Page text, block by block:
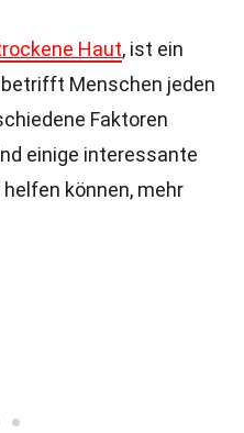
Haut, ist ein
Menschen jeden
Faktoren
einige interessante
können, mehr